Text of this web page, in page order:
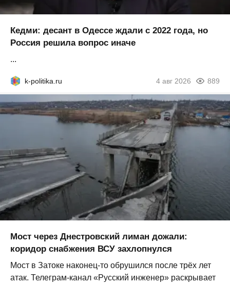
Кедми: десант в Одессе ждали с 2022 года, но
Россия решила вопрос иначе
...
k-politika.ru 4 авг 2026 889
Мост через Днестровский лиман дожали:
коридор снабжения ВСУ захлопнулся
Мост в Затоке наконец-то обрушился после трёх лет
атак. Телеграм-канал «Русский инженер» раскрывает